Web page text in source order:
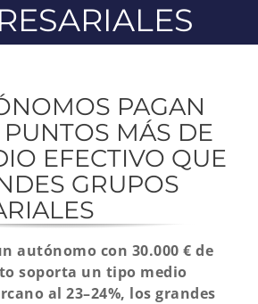
PAGAN
PUNTOS MÁS DE
EFECTIVO QUE
GRUPOS
autónomo con 30.000 € de
soporta un tipo medio
al 23–24%, los grandes